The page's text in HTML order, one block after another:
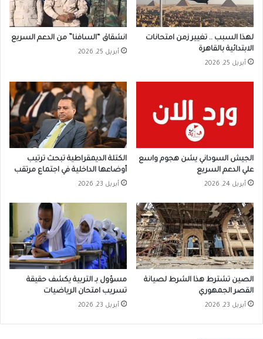
لهذا السبب .. تغيير زمن امتحانات
الابتدائية بالقاهرة
أبريل 25, 2026
انشقاق “السافنا” من الدعم السريع
أبريل 25, 2026
الجيش السوداني يشن هجوم واسع
علي الدعم السريع
أبريل 24, 2026
الكتلة الديمقراطية تبحث ترتيب
أوضاعها الداخلية في اجتماع مرتقب
أبريل 23, 2026
الصين تشترط هذا الشرط لصيانة
القصر الجمهوري
أبريل 23, 2026
مسؤول بـ التربية يكشف حقيقة
تسريب امتحان الرياضيات
أبريل 23, 2026